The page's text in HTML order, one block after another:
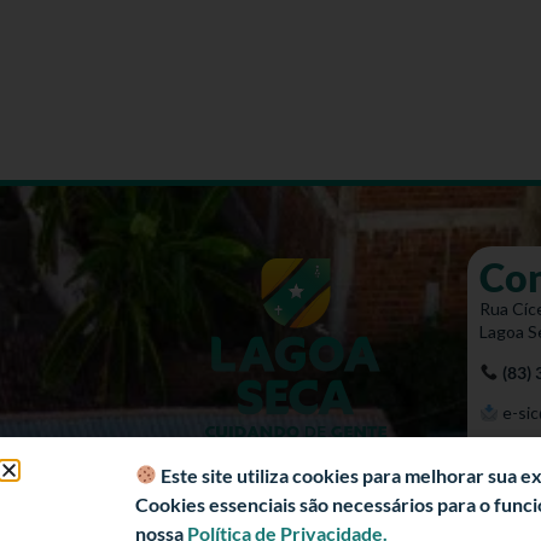
Rua
Lagoa
(83)
e-
Este site utiliza cookies para melhorar sua
Cookies essenciais são necessários para o
nossa Política de Privacidade.